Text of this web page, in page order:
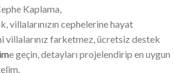
Kaplama,
villalarınızın cephelerine hayat
villalarınız farketmez, ücretsiz destek
e geçin, detayları projelendirip en uygun